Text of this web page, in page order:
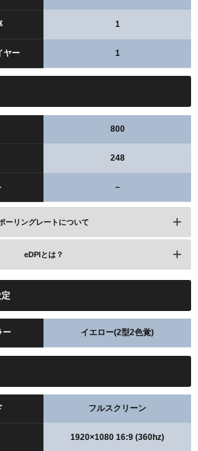
1
ヤー 1
800
248
–
ーリングレートについて
eDPIとは？
ー イエロー(2型2色覚)
フルスクリーン
1920×1080 16:9 (360hz)